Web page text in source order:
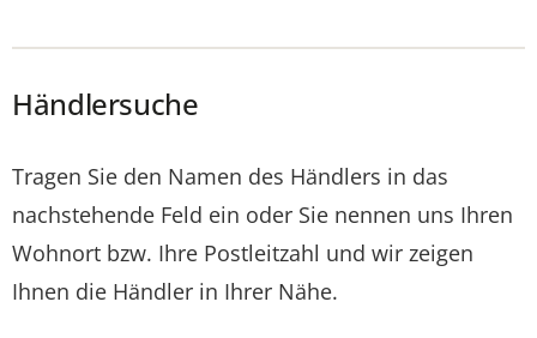
Händlersuche
Tragen Sie den Namen des Händlers in das
nachstehende Feld ein oder Sie nennen uns Ihren
Wohnort bzw. Ihre Postleitzahl und wir zeigen
Ihnen die Händler in Ihrer Nähe.